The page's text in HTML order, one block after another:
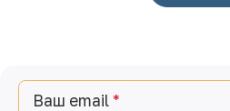
Ваш email